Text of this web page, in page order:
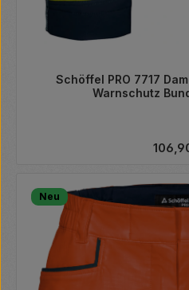
Schöffel PRO 7717
Warnschutz
Neu